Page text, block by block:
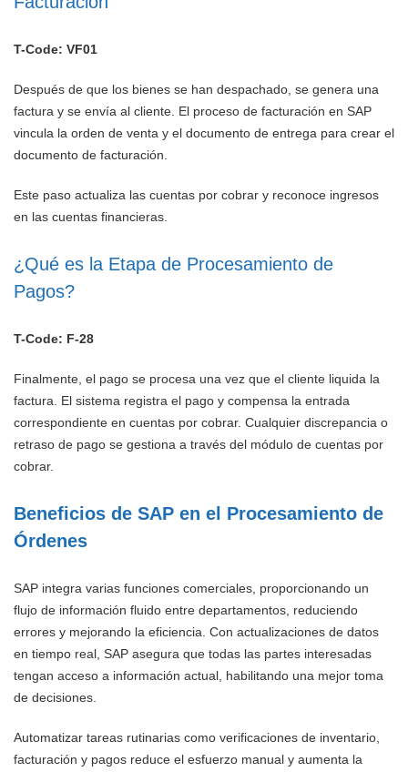
T-Code: VF01
Después de que los bienes se han despachado, se genera una
factura y se envía al cliente. El proceso de facturación en SAP
vincula la orden de venta y el documento de entrega para crear el
documento de facturación.
Este paso actualiza las cuentas por cobrar y reconoce ingresos
en las cuentas financieras.
¿Qué es la Etapa de Procesamiento de
Pagos?
T-Code: F-28
Finalmente, el pago se procesa una vez que el cliente liquida la
factura. El sistema registra el pago y compensa la entrada
correspondiente en cuentas por cobrar. Cualquier discrepancia o
retraso de pago se gestiona a través del módulo de cuentas por
cobrar.
Beneficios de SAP en el Procesamiento de
Órdenes
SAP integra varias funciones comerciales, proporcionando un
flujo de información fluido entre departamentos, reduciendo
errores y mejorando la eficiencia. Con actualizaciones de datos
en tiempo real, SAP asegura que todas las partes interesadas
tengan acceso a información actual, habilitando una mejor toma
de decisiones.
Automatizar tareas rutinarias como verificaciones de inventario,
facturación y pagos reduce el esfuerzo manual y aumenta la